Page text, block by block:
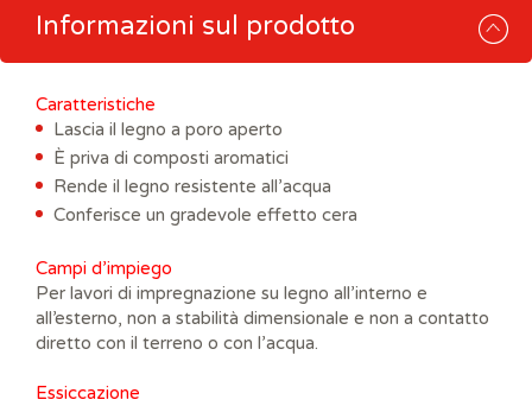
Informazioni sul prodotto
Caratteristiche
Lascia il legno a poro aperto
È priva di composti aromatici
Rende il legno resistente all’acqua
Conferisce un gradevole effetto cera
Campi d’impiego
Per lavori di impregnazione su legno all’interno e
all’esterno, non a stabilità dimensionale e non a contatto
diretto con il terreno o con l’acqua.
Essiccazione